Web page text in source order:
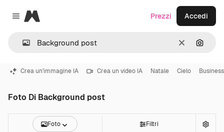
Close menu
Magnific
CancellaCerca
Prezzi Accedi
Crea un'immagine IA Crea un video IA Natale Cielo Business
Foto Di Background post
Foto Filtri